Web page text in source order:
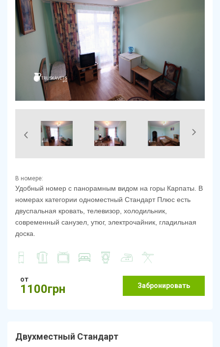
В номере:
Удобный номер с панорамным видом на горы Карпаты. В
номерах категории одноместный Стандарт Плюс есть
двуспальная кровать, телевизор, холодильник,
современный санузел, утюг, электрочайник, гладильная
доска.
от
1100грн Забронировать
Двухместный Стандарт